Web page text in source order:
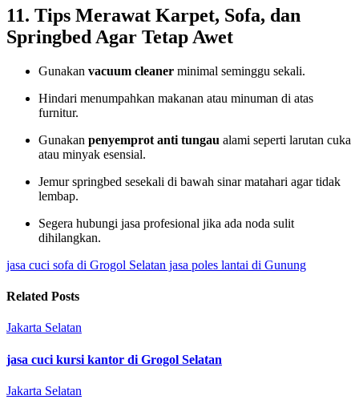
11. Tips Merawat Karpet, Sofa, dan
Springbed Agar Tetap Awet
Gunakan vacuum cleaner minimal seminggu sekali.
Hindari menumpahkan makanan atau minuman di atas
furnitur.
Gunakan penyemprot anti tungau alami seperti larutan cuka
atau minyak esensial.
Jemur springbed sesekali di bawah sinar matahari agar tidak
lembap.
Segera hubungi jasa profesional jika ada noda sulit
dihilangkan.
jasa cuci sofa di Grogol Selatan jasa poles lantai di Gunung
Related Posts
Jakarta Selatan
jasa cuci kursi kantor di Grogol Selatan
Jakarta Selatan